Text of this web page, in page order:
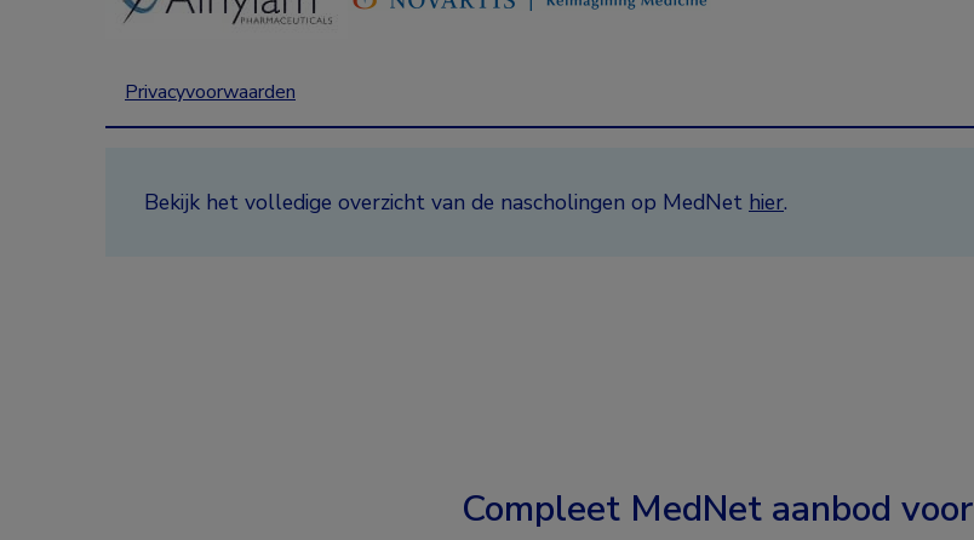
Privacyvoorwaarden
Bekijk het volledige overzicht van de nascholingen op MedNet hier.
Compleet MedNet aanbod voor